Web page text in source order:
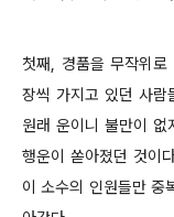
첫째, 경품을 무작위
장씩 가지고 있던 사람
원래 운이니 불만이
행운이 쏟아졌던 것이
이 소수의 인원들만 중